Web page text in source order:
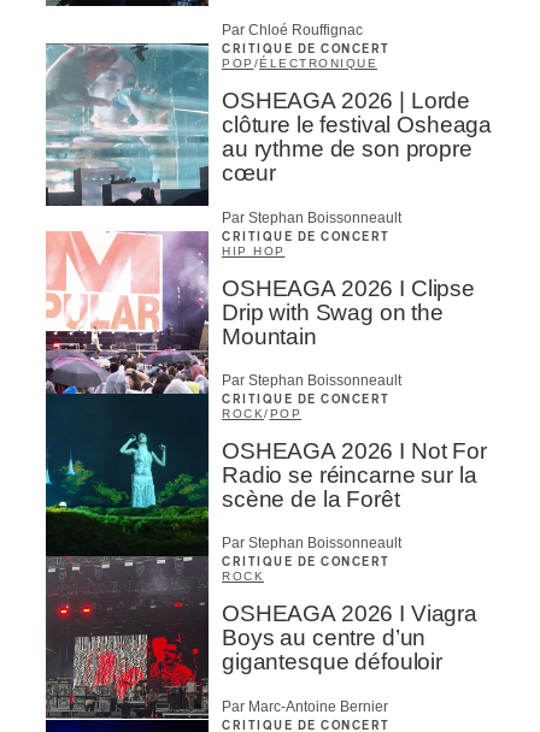
Par Chloé Rouffignac
CRITIQUE DE CONCERT
POP /ÉLECTRONIQUE
OSHEAGA 2026 | Lorde
clôture le festival Osheaga
au rythme de son propre
cœur
Par Stephan Boissonneault
CRITIQUE DE CONCERT
HIP HOP
OSHEAGA 2026 I Clipse
Drip with Swag on the
Mountain
Par Stephan Boissonneault
CRITIQUE DE CONCERT
ROCK/POP
OSHEAGA 2026 I Not For
Radio se réincarne sur la
scène de la Forêt
Par Stephan Boissonneault
CRITIQUE DE CONCERT
ROCK
OSHEAGA 2026 I Viagra
Boys au centre d’un
gigantesque défouloir
Par Marc-Antoine Bernier
CRITIQUE DE CONCERT